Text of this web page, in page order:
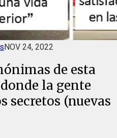
NOV 24, 2022
de esta
la gente
secretos (nuevas